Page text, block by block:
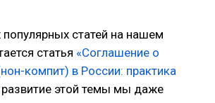
статей на нашем
статья «Соглашение о
компит) в России: практика
развитие этой темы мы даже